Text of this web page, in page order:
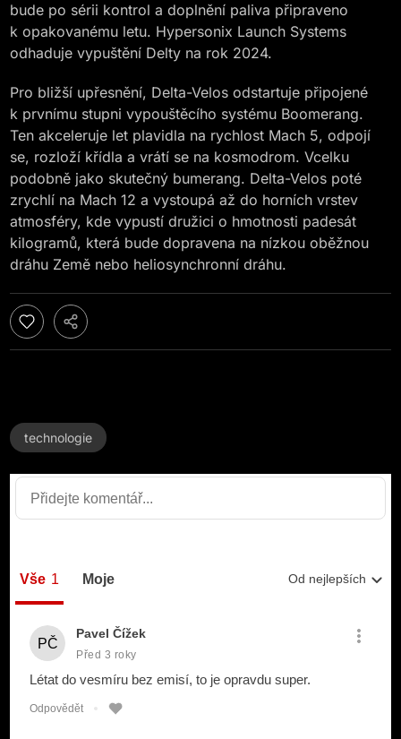
bude po sérii kontrol a doplnění paliva připraveno
k opakovanému letu. Hypersonix Launch Systems
odhaduje vypuštění Delty na rok 2024.
Pro bližší upřesnění, Delta-Velos odstartuje připojené
k prvnímu stupni vypouštěcího systému Boomerang.
Ten akceleruje let plavidla na rychlost Mach 5, odpojí
se, rozloží křídla a vrátí se na kosmodrom. Vcelku
podobně jako skutečný bumerang. Delta-Velos poté
zrychlí na Mach 12 a vystoupá až do horních vrstev
atmosféry, kde vypustí družici o hmotnosti padesát
kilogramů, která bude dopravena na nízkou oběžnou
dráhu Země nebo heliosynchronní dráhu.
technologie